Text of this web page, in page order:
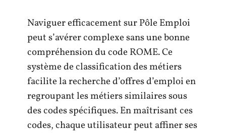
Naviguer efficacement sur Pôle Emploi
peut s’avérer complexe sans une bonne
compréhension du code ROME. Ce
système de classification des métiers
facilite la recherche d’offres d’emploi en
regroupant les métiers similaires sous
des codes spécifiques. En maîtrisant ces
codes, chaque utilisateur peut affiner ses